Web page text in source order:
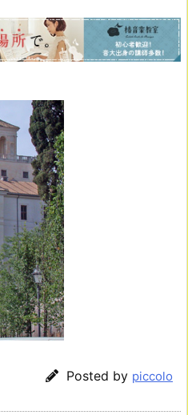
Posted by piccolo